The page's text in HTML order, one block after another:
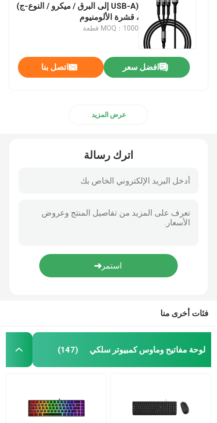
لوحات أم ATX
بنوك الطاقة المحمولة
إمدادات الطاقة ATX
(USB-A إلى البرق / ميكرو / النوع-ج)
، قشرة الألومنيوم
MOQ：1000 قطعة
افضل سعر اتصل بنا
عرض المزيد
اترك رسالة
فئات أخرى منا
لوحة مفاتيح وماوس كمبيوتر سلكي (147)